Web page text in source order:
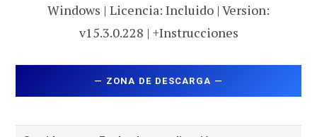
Windows | Licencia: Incluido | Version:
v15.3.0.228 | +Instrucciones
— ZONA DE DESCARGA —